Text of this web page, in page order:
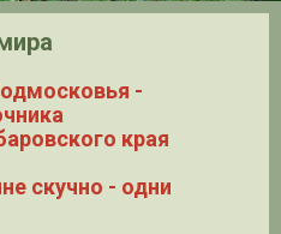
-
края
скучно - одни